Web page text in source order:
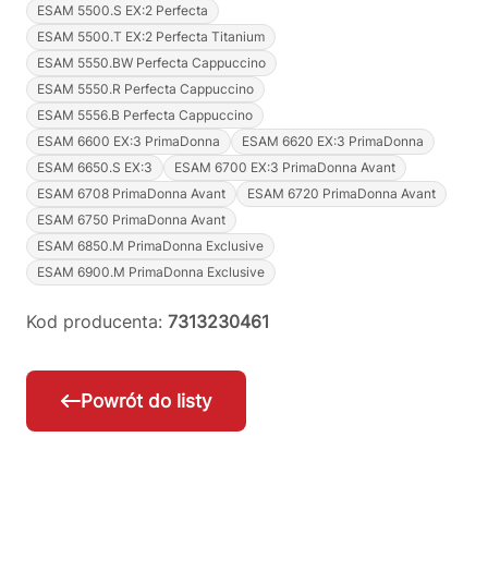
ESAM 5500.S EX:2 Perfecta
ESAM 5500.T EX:2 Perfecta Titanium
ESAM 5550.BW Perfecta Cappuccino
ESAM 5550.R Perfecta Cappuccino
ESAM 5556.B Perfecta Cappuccino
ESAM 6600 EX:3 PrimaDonna
ESAM 6620 EX:3 PrimaDonna
ESAM 6650.S EX:3
ESAM 6700 EX:3 PrimaDonna Avant
ESAM 6708 PrimaDonna Avant
ESAM 6720 PrimaDonna Avant
ESAM 6750 PrimaDonna Avant
ESAM 6850.M PrimaDonna Exclusive
ESAM 6900.M PrimaDonna Exclusive
Kod producenta: 7313230461
Powrót do listy